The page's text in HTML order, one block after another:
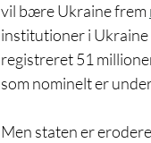
vil bære Ukraine frem
institutioner i Ukraine
registreret 51
som nominelt er
Men staten er